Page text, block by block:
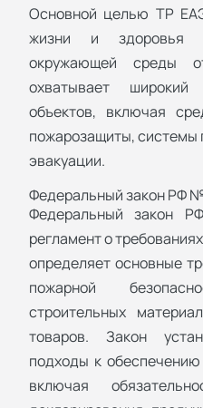
Основной целью ТР
жизни и здоровья
окружающей среды
охватывает
объектов, включая
пожарозащиты, системы
эвакуации.
Федеральный закон РФ
Федеральный закон
регламент о
определяет основные
пожарной
строительных
товаров. Закон
подходы к
включая